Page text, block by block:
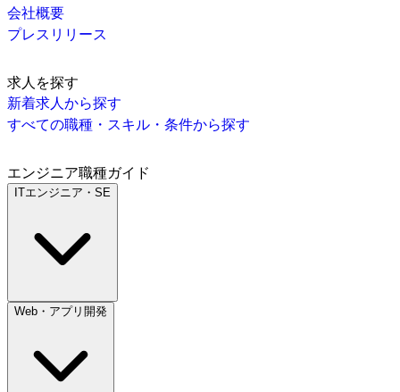
会社概要
プレスリリース
求人を探す
新着求人から探す
すべての職種・スキル・条件から探す
エンジニア職種ガイド
ITエンジニア・SE
Web・アプリ開発